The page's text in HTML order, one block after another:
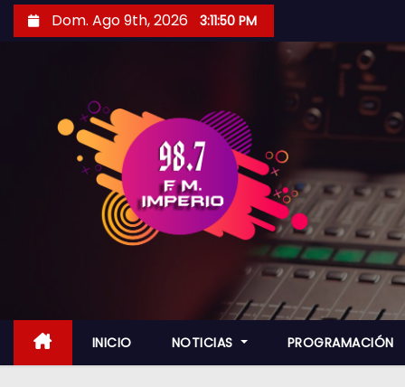
i
Dom. Ago 9th, 2026 3:11:51 PM
INICIO NOTICIAS PROGRAMACIÓN